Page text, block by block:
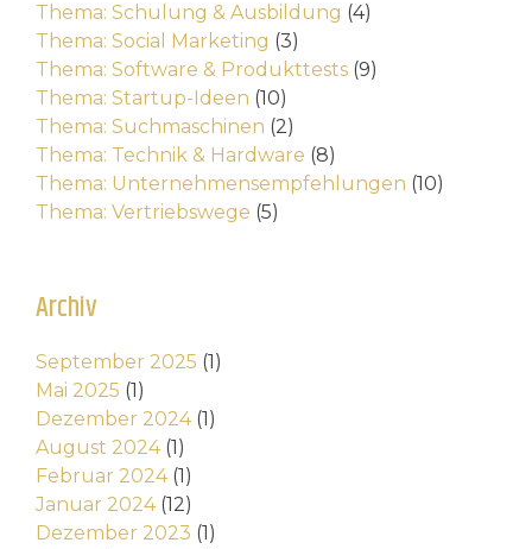
Thema: Schulung & Ausbildung (4)
Thema: Social Marketing (3)
Thema: Software & Produkttests (9)
Thema: Startup-Ideen (10)
Thema: Suchmaschinen (2)
Thema: Technik & Hardware (8)
Thema: Unternehmensempfehlungen (10)
Thema: Vertriebswege (5)
Archiv
September 2025 (1)
Mai 2025 (1)
Dezember 2024(1)
August 2024(1)
Februar 2024(1)
Januar 2024(12)
Dezember 2023 (1)